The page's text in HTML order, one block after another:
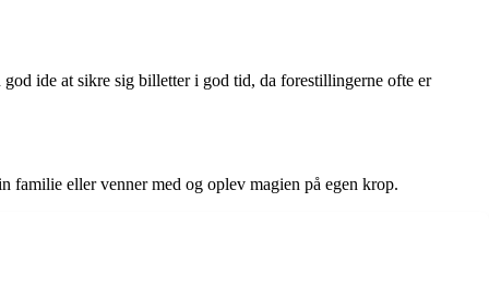
ide at sikre sig billetter i god tid, da forestillingerne ofte er
familie eller venner med og oplev magien på egen krop.